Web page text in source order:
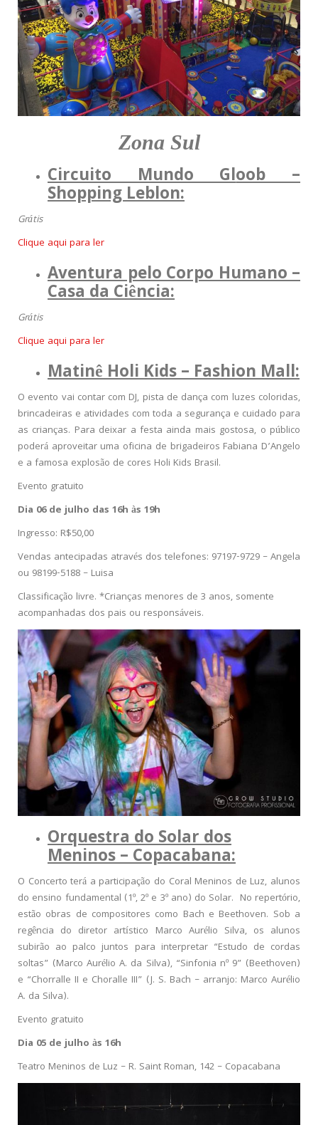
Zona Sul
Circuito Mundo Gloob –
Shopping Leblon:
Grátis
Clique aqui para ler
Aventura pelo Corpo Humano –
Casa da Ciência:
Grátis
Clique aqui para ler
Matinê Holi Kids – Fashion Mall:
O evento vai contar com DJ, pista de dança com luzes coloridas,
brincadeiras e atividades com toda a segurança e cuidado para
as crianças. Para deixar a festa ainda mais gostosa, o público
poderá aproveitar uma oficina de brigadeiros Fabiana D’Angelo
e a famosa explosão de cores Holi Kids Brasil.
Evento gratuito
Dia 06 de julho das 16h às 19h
Ingresso: R$50,00
Vendas antecipadas através dos telefones: 97197-9729 – Angela
ou 98199-5188 – Luisa
Classificação livre. *Crianças menores de 3 anos, somente
acompanhadas dos pais ou responsáveis.
Orquestra do Solar dos
Meninos – Copacabana:
O Concerto terá a participação do Coral Meninos de Luz, alunos
do ensino fundamental (1º, 2º e 3º ano) do Solar. No repertório,
estão obras de compositores como Bach e Beethoven. Sob a
regência do diretor artístico Marco Aurélio Silva, os alunos
subirão ao palco juntos para interpretar “Estudo de cordas
soltas” (Marco Aurélio A. da Silva), “Sinfonia nº 9” (Beethoven)
e “Chorralle II e Choralle III” (J. S. Bach – arranjo: Marco Aurélio
A. da Silva).
Evento gratuito
Dia 05 de julho às 16h
Teatro Meninos de Luz – R. Saint Roman, 142 – Copacabana